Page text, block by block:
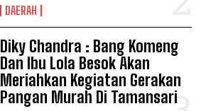
DAERAH
Diky Chandra : Bang Komeng
Dan Ibu Lola Besok Akan
Meriahkan Kegiatan Gerakan
Pangan Murah Di Tamansari